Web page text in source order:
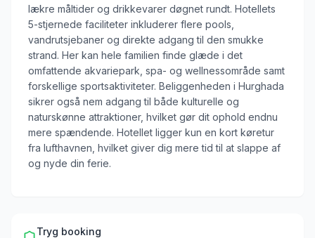
lækre måltider og drikkevarer døgnet rundt. Hotellets
5-stjernede faciliteter inkluderer flere pools,
vandrutsjebaner og direkte adgang til den smukke
strand. Her kan hele familien finde glæde i det
omfattende akvariepark, spa- og wellnessområde samt
forskellige sportsaktiviteter. Beliggenheden i Hurghada
sikrer også nem adgang til både kulturelle og
naturskønne attraktioner, hvilket gør dit ophold endnu
mere spændende. Hotellet ligger kun en kort køretur
fra lufthavnen, hvilket giver dig mere tid til at slappe af
og nyde din ferie.
Tryg booking